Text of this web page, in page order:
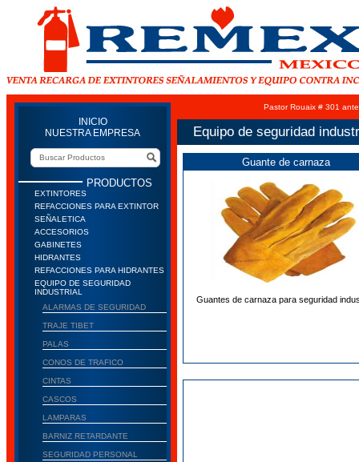
INICIO
NUESTRA EMPRESA
PRODUCTOS
EXTINTORES
REFACCIONES PARA EXTINTOR
SEÑALETICA
ACCESORIOS
GABINETES
HIDRANTES
REFACCIONES PARA HIDRANTES
EQUIPO DE SEGURIDAD
INDUSTRIAL
ALARMAS DE SEGURIDAD
TRAJE TIBET
PALAS
CONOS DE TRAFICO
CINTAS
CASCOS
LAMPARAS
BARNIZ RETARDANTE
SEGURIDAD PERSONAL
Pastor Rouaix # 301
Equipo de seguridad
Guante de carnaza
Guantes de carnaza para seguridad